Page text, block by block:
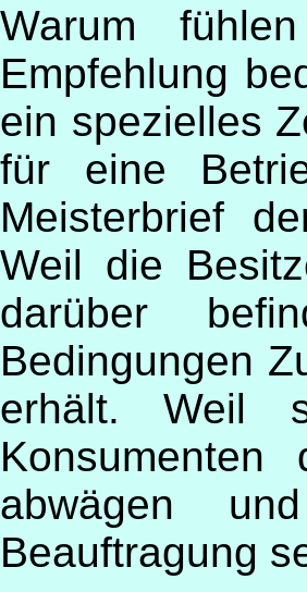
Warum
Empfehlung
ein spezielles
für eine
Meisterbrief
Weil die
darüber
Bedingungen
erhält. Weil
abwägen
Beauftragung